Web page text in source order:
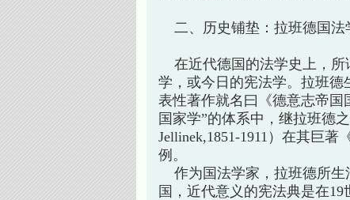
二、历史铺垫：拉班德国法
在近代德国的法学史上，所
学，或今日的宪法学。拉班德
表性著作就名曰《德意志帝
国家学”的体系中，继拉班德
Jellinek,1851-1911）在其巨
例。
作为国法学家，拉班德所生
国，近代意义的宪法典是在